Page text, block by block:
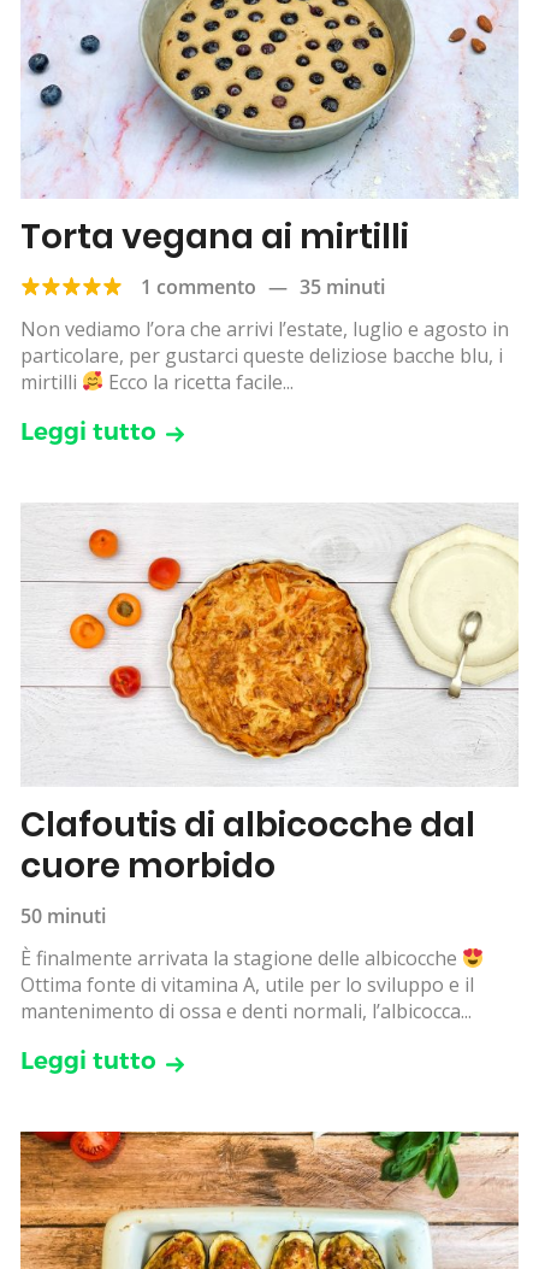
Torta vegana ai mirtilli
1 commento — 35 minuti
Non vediamo l’ora che arrivi l’estate, luglio e agosto in
particolare, per gustarci queste deliziose bacche blu, i
mirtilli
Ecco la ricetta facile...
Leggi tutto
Clafoutis di albicocche dal
cuore morbido
50 minuti
È finalmente arrivata la stagione delle albicocche
Ottima fonte di vitamina A, utile per lo sviluppo e il
mantenimento di ossa e denti normali, l’albicocca...
Leggi tutto